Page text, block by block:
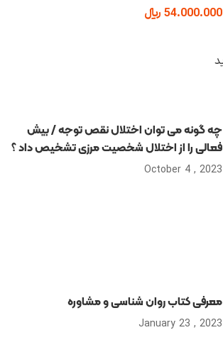
54.000.000 ﷼
چه گونه می توان اختلال نقص توجه / بیش
فعالی را از اختلال شخصیت مرزی تشخیص داد ؟
2023 , October 4
معرفی کتاب روان شناسی و مشاوره
2023 , January 23